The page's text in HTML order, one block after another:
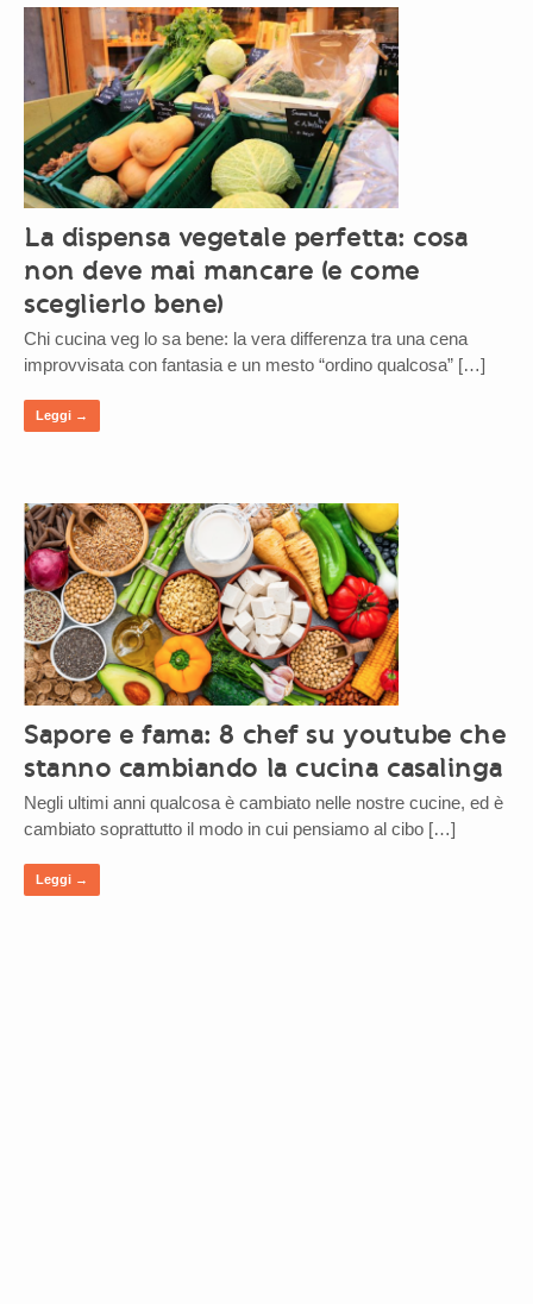
La dispensa vegetale perfetta: cosa
non deve mai mancare (e come
sceglierlo bene)
Chi cucina veg lo sa bene: la vera differenza tra una cena
improvvisata con fantasia e un mesto “ordino qualcosa” […]
Leggi →
Sapore e fama: 8 chef su youtube che
stanno cambiando la cucina casalinga
Negli ultimi anni qualcosa è cambiato nelle nostre cucine, ed è
cambiato soprattutto il modo in cui pensiamo al cibo […]
Leggi →